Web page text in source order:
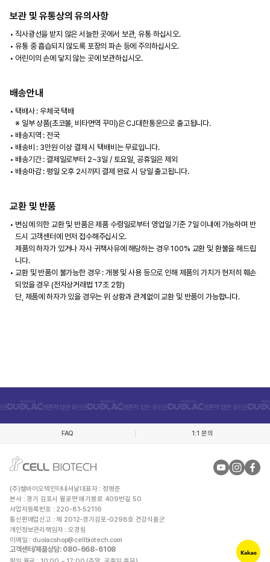
보관 및 유통상의 유의사항
직사광선을 받지 않은 서늘한 곳에서 보관, 유통 하십시오.
유통 중 흡습되지 않도록 포장의 파손 등에 주의하십시오.
어린이의 손에 닿지 않는 곳에 보관하십시오.
배송안내
택배사 : 우체국 택배
※ 일부 상품(초코볼, 비타면역 꾸미)은 CJ대한통운으로 출고됩니다.
배송지역 : 전국
배송비 : 3만원 이상 결제 시 택배비는 무료입니다.
배송기간 : 결제일로부터 2~3일 / 토요일, 공휴일은 제외
배송마감 : 평일 오후 2시까지 결제 완료 시 당일 출고됩니다.
교환 및 반품
변심에 의한 교환 및 반품은 제품 수령일로부터 영업일 기준 7일 이내에 가능하며 반
드시 고객센터에 먼저 접수해주십시오.
제품의 하자가 있거나 자사 귀책사유에 해당하는 경우 100% 교환 및 환불을 해드립
니다.
교환 및 반품이 불가능한 경우 : 개봉 및 사용 등으로 인해 제품의 가치가 현저히 훼손
되었을 경우 (전자상거래법 17조 2항)
단, 제품에 하자가 있을 경우는 위 상황과 관계없이 교환 및 반품이 가능합니다.
FAQ 1:1 문의
(주)쎌바이오텍인터내셔날대표자 : 정명준
본사 : 경기 김포시 월곶면 애기봉로 409번길 50
사업자등록번호 : 220-81-52116
통신판매업신고 : 제 2012-경기김포-0298호 건강식품군
개인정보관리책임자 : 오경림
이메일 : duolacshop@cellbiotech.com
고객센터/제품상담: 080-668-6108